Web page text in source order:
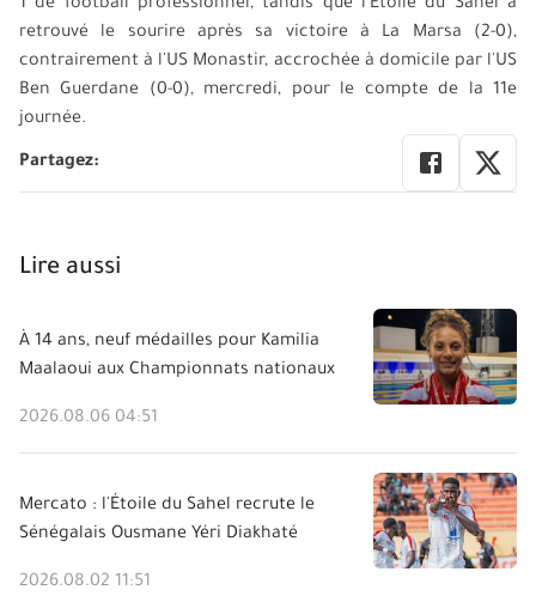
1 de football professionnel, tandis que l'Etoile du Sahel a
retrouvé le sourire après sa victoire à La Marsa (2-0),
contrairement à l'US Monastir, accrochée à domicile par l'US
Ben Guerdane (0-0), mercredi, pour le compte de la 11e
journée.
Partagez:
Lire aussi
À 14 ans, neuf médailles pour Kamilia
Maalaoui aux Championnats nationaux
2026.08.06 04:51
Mercato : l'Étoile du Sahel recrute le
Sénégalais Ousmane Yéri Diakhaté
2026.08.02 11:51